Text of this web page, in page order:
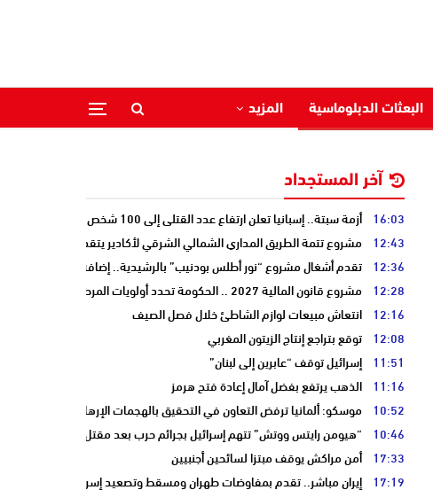
البعثات الدبلوماسية المزيد
آخر المستجداد
16:03 أزمة سبتة.. إسبانيا تعلن ارتفاع عدد القتلى إلى 100 شخص
12:43 مشروع تتمة الطريق المداري الشمالي الشرقي لأكادير يتقدم نحو مرحلة
12:36 تقدم أشغال مشروع “نور أطلس بودنيب” بالرشيدية.. إضافة 33 ميغاوات إلى الشبكة الوطنية
12:28 مشروع قانون المالية 2027 .. الحكومة تحدد أولويات المرحلة المقبلة
12:16 انتعاش مبيعات لوازم الشاطئ خلال فصل الصيف
12:08 توقع بتراجع إنتاج الزيتون المغربي
11:51 إسرائيل توقف “عابرين إلى لبنان”
11:16 الذهب يرتفع بفضل آمال إعادة فتح هرمز
10:52 موسكو: ألمانيا ترفض التعاون في التحقيق بالهجمات الإرهابية على أنابيب
10:46 “هيومن رايتس ووتش” تتهم إسرائيل بجرائم حرب بعد مقتل الصحفية آمال
17:33 أمن مراكش يوقف مبتزا لسائحين أجنبيين
17:19 إيران مباشر.. تقدم بمفاوضات طهران ومسقط وتصعيد إسرائيلي جنوب لبنان